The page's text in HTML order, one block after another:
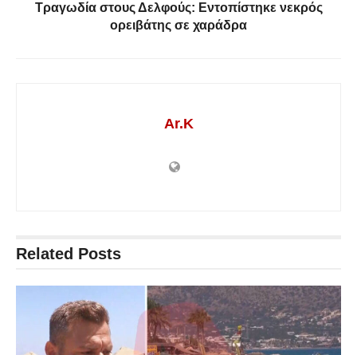
Τραγωδία στους Δελφούς: Εντοπίστηκε νεκρός
ορειβάτης σε χαράδρα
Ar.K
Related Posts